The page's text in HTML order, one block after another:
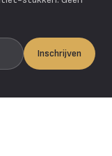
Inschrijven